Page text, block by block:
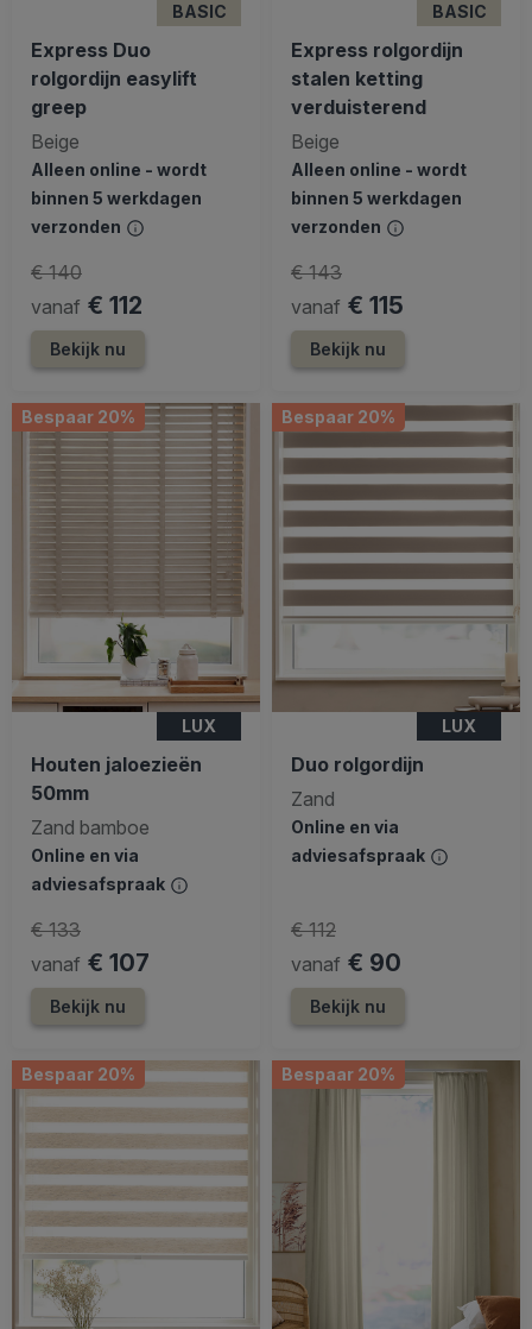
BASIC
Express Duo
rolgordijn easylift
greep
Beige
Alleen online - wordt
binnen 5 werkdagen
verzonden
vanaf € 112
€ 140
Bekijk nu
BASIC
Express rolgordijn
stalen ketting
verduisterend
Beige
Alleen online - wordt
binnen 5 werkdagen
verzonden
vanaf € 115
€ 143
Bekijk nu
Bespaar 20%
LUX
Houten jaloezieën
50mm
Zand bamboe
Online en via
adviesafspraak
vanaf € 107
€ 133
Bekijk nu
Bespaar 20%
LUX
Duo rolgordijn
Zand
Online en via
adviesafspraak
vanaf € 90
€ 112
Bekijk nu
Bespaar 20% Bespaar 20%